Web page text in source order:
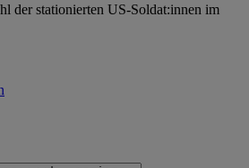
der stationierten US-Soldat:innen im